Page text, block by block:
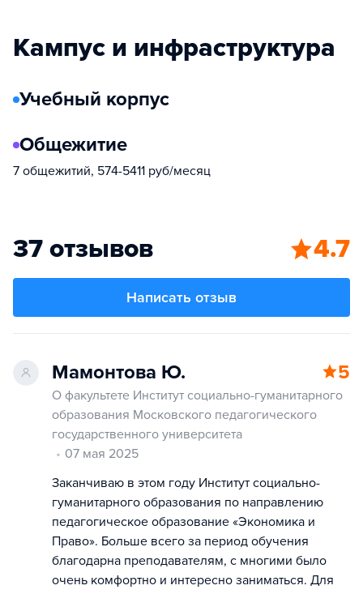
Кампус и инфраструктура
Учебный корпус
Общежитие
7 общежитий, 574-5411 руб/месяц
37 отзывов 4.7
Написать отзыв
Мамонтова Ю. 5
О факультете Институт социально-гуманитарного
образования Московского педагогического
государственного университета
07 мая 2025
Заканчиваю в этом году Институт социально-
гуманитарного образования по направлению
педагогическое образование «Экономика и
Право». Больше всего за период обучения
благодарна преподавателям, с многими было
очень комфортно и интересно заниматься. Для